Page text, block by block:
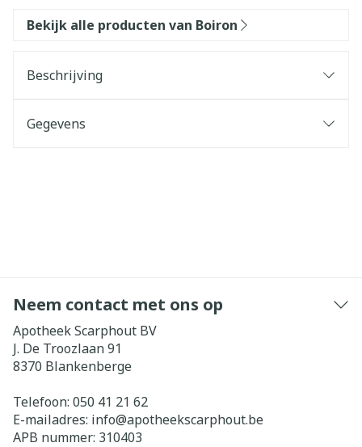
Bekijk alle producten van Boiron
Beschrijving
Gegevens
Neem contact met ons op
Apotheek Scarphout BV
J. De Troozlaan 91
8370 Blankenberge
Telefoon: 050 41 21 62
E-mailadres: info@apotheekscarphout.be
APB nummer: 310403